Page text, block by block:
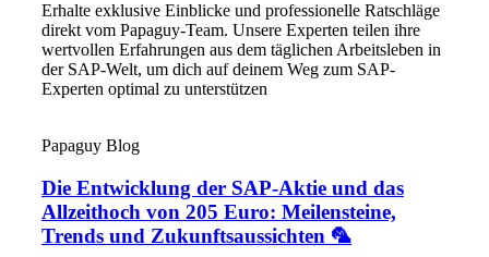
Erhalte exklusive Einblicke und professionelle Ratschläge
direkt vom Papaguy-Team. Unsere Experten teilen ihre
wertvollen Erfahrungen aus dem täglichen Arbeitsleben in
der SAP-Welt, um dich auf deinem Weg zum SAP-
Experten optimal zu unterstützen
Papaguy Blog
Die Entwicklung der SAP-Aktie und das
Allzeithoch von 205 Euro: Meilensteine,
Trends und Zukunftsaussichten 🦜